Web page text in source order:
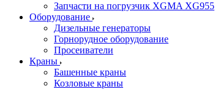
Запчасти на погрузчик XGMA XG955
Оборудование
Дизельные генераторы
Горнорудное оборудование
Просеиватели
Краны
Башенные краны
Козловые краны